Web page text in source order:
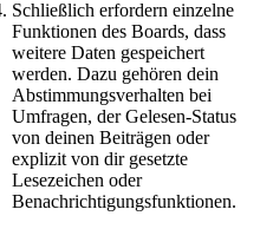
Schließlich erfordern einzelne
Funktionen des Boards, dass
weitere Daten gespeichert
werden. Dazu gehören dein
Abstimmungsverhalten bei
Umfragen, der Gelesen-Status
von deinen Beiträgen oder
explizit von dir gesetzte
Lesezeichen oder
Benachrichtigungsfunktionen.